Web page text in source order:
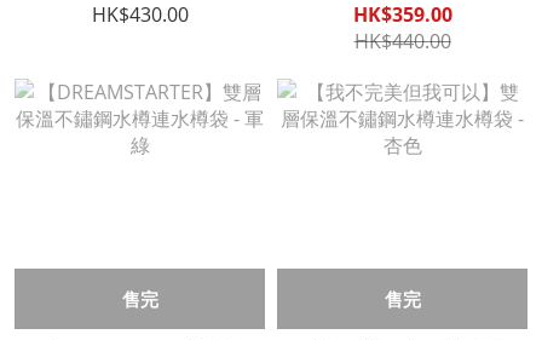
HK$430.00
HK$359.00
HK$440.00
售完 售完